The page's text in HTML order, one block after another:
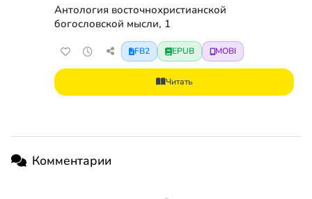
Антология восточнохристианской
богословской мысли, 1
FB2 EPUB MOBI
Читать
Комментарии